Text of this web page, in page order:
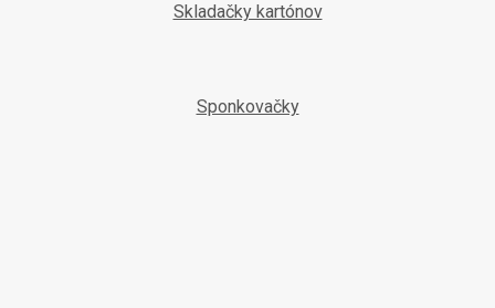
Skladačky kartónov
Sponkovačky